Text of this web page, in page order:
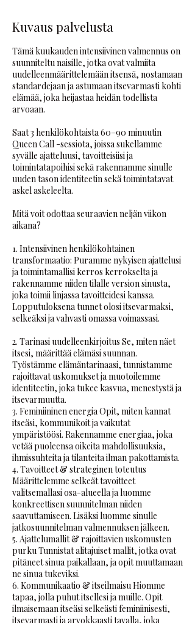
Kuvaus palvelusta
Tämä kuukauden intensiivinen valmennus on
suunniteltu naisille, jotka ovat valmiita
uudelleenmäärittelemään itsensä, nostamaan
standardejaan ja astumaan itsevarmasti kohti
elämää, joka heijastaa heidän todellista
arvoaan.
Saat 3 henkilökohtaista 60–90 minuutin
Queen Call -sessiota, joissa sukellamme
syvälle ajatteluusi, tavoitteisiisi ja
toimintatapoihisi sekä rakennamme sinulle
uuden tason identiteetin sekä toimintatavat
askel askeleelta.
Mitä voit odottaa seuraavien neljän viikon
aikana?
1. Intensiivinen henkilökohtainen
transformaatio: Puramme nykyisen ajattelusi
ja toimintamallisi kerros kerrokselta ja
rakennamme niiden tilalle version sinusta,
joka toimii linjassa tavoitteidesi kanssa.
Lopputuloksena tunnet olosi itsevarmaksi,
selkeäksi ja vahvasti omassa voimassasi.
2. Tarinasi uudelleenkirjoitus Se, miten näet
itsesi, määrittää elämäsi suunnan.
Työstämme elämäntarinaasi, tunnistamme
rajoittavat uskomukset ja muotoilemme
identiteetin, joka tukee kasvua, menestystä ja
itsevarmuutta.
3. Feminiininen energia Opit, miten kannat
itseäsi, kommunikoit ja vaikutat
ympäristöösi. Rakennamme energiaa, joka
vetää puoleensa oikeita mahdollisuuksia,
ihmissuhteita ja tilanteita ilman pakottamista.
4. Tavoitteet & strateginen toteutus
Määrittelemme selkeät tavoitteet
valitsemallasi osa-alueella ja luomme
konkreettisen suunnitelman niiden
saavuttamiseen. Lisäksi luomme sinulle
jatkosuunnitelman valmennuksen jälkeen.
5. Ajattelumallit & rajoittavien uskomusten
purku Tunnistat alitajuiset mallit, jotka ovat
pitäneet sinua paikallaan, ja opit muuttamaan
ne sinua tukeviksi.
6. Kommunikaatio & itseilmaisu Hiomme
tapaa, jolla puhut itsellesi ja muille. Opit
ilmaisemaan itseäsi selkeästi feminiinisesti,
itsevarmasti ja arvokkaasti tavalla, joka